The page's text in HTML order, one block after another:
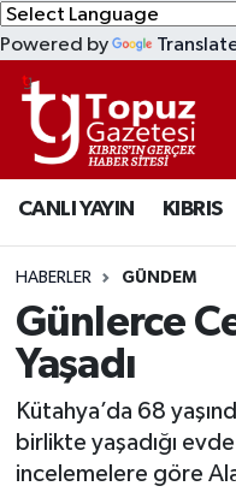
Powered by
CANLI YAYIN KIBRIS
HABERLER GÜNDEM
Günlerce
Yaşadı
Kütahya’da 68
birlikte yaşadığı
incelemelere göre
KIBRIS
DÜNYA
EKONOMİ
MAGAZİN
SAĞLIK
SPOR
TEKNOLOJİ
Lefkoşa Nöbetçi
Lefkoşa Hava
Lefkoşa Trafik
Süper Lig Puan
Tüm Manşetler
Son Dakika
Haber Arşivi